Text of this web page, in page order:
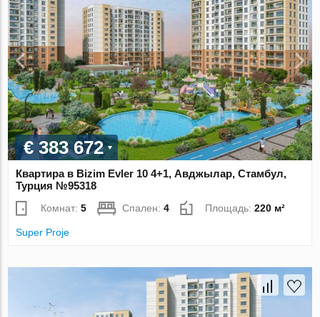
€ 383 672
Квартира в Bizim Evler 10 4+1, Авджылар, Стамбул,
Турция №95318
Комнат:5 Спален:4 Площадь:220 м²
Super Proje